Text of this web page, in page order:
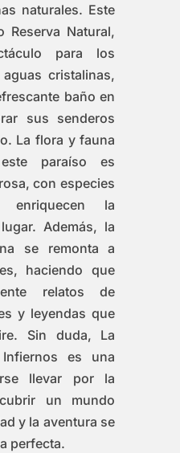
naturales. Este
Reserva Natural,
para los
cristalinas,
baño en
sus senderos
La flora y fauna
paraíso es
con especies
enriquecen la
Además, la
se remonta a
haciendo que
relatos de
y leyendas que
Sin duda, La
es una
llevar por la
un mundo
y la aventura se
perfecta.